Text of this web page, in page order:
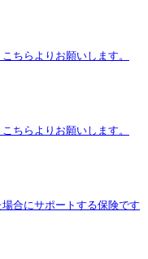
ちらよりお願いします。
ちらよりお願いします。
合にサポートする保険です